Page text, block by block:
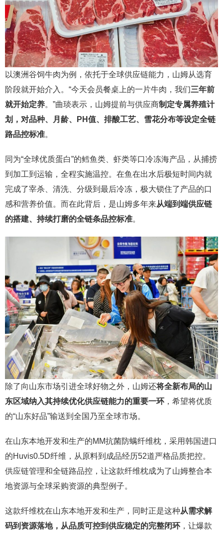
以澳洲谷饲牛肉为例，依托于全球供应链能力，山姆从选育
阶段就开始介入。“今天会员餐桌上的一片牛肉，我们三年前
就开始定养。”曲琰表示，山姆提前与供应商制定专属养殖计
划，对品种、月龄、PH值、排酸工艺、雪花分布等设定全链
路品控标准。
同为“全球优质蛋白”的鳕鱼类、虾类等口冷冻海产品，从捕捞
到加工到运输，全程实施温控。在鱼在出水后极短时间内就
完成了宰杀、清洗、分级到最后冷冻，极大锁住了产品的口
感和营养价值。而在此背后，是山姆多年来从端到端供应链
的搭建、持续打磨的全链条品控标准。
除了向山东市场引进全球好物之外，山姆还将全新布局的山
东区域纳入其持续优化供应链能力的重要一环 ，希望将优质
的“山东好品”输送到全国乃至全球市场。
在山东本地开发和生产的MM抗菌防螨纤维枕，采用韩国进口
的Huvis0.5D纤维，从原料到成品经历52道严格品质把控。
供应链管理和全链路品控，让这款纤维枕成为了山姆整合本
地资源与全球采购资源的典型例子。
这款纤维枕在山东本地开发和生产，同时正是这种从需求解
码到资源落地，从品质可控到供应稳定的完整闭环 ，让爆款